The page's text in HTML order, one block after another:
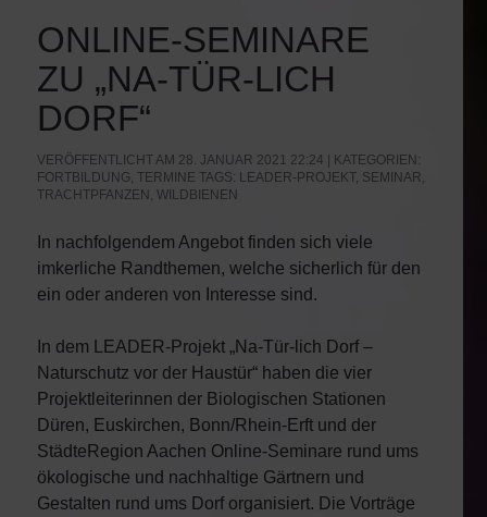
ONLINE-SEMINARE
ZU „NA-TÜR-LICH
DORF“
VERÖFFENTLICHT AM 28. JANUAR 2021 22:24 | KATEGORIEN:
FORTBILDUNG, TERMINE TAGS: LEADER-PROJEKT, SEMINAR,
TRACHTPFANZEN, WILDBIENEN
In nachfolgendem Angebot finden sich viele
imkerliche Randthemen, welche sicherlich für den
ein oder anderen von Interesse sind.
In dem LEADER-Projekt „Na-Tür-lich Dorf –
Naturschutz vor der Haustür“ haben die vier
Projektleiterinnen der Biologischen Stationen
Düren, Euskirchen, Bonn/Rhein-Erft und der
StädteRegion Aachen Online-Seminare rund ums
ökologische und nachhaltige Gärtnern und
Gestalten rund ums Dorf organisiert. Die Vorträge